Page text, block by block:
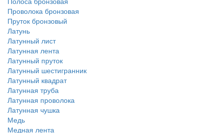
Проволока бронзовая
Пруток бронзовый
Латунь
Латунный лист
Латунная лента
Латунный пруток
Латунный шестигранник
Латунный квадрат
Латунная труба
Латунная проволока
Латунная чушка
Медь
Медная лента